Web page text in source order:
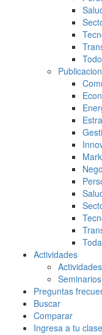
Actividades
Preguntas
Buscar
Comparar
Ingresa a tu